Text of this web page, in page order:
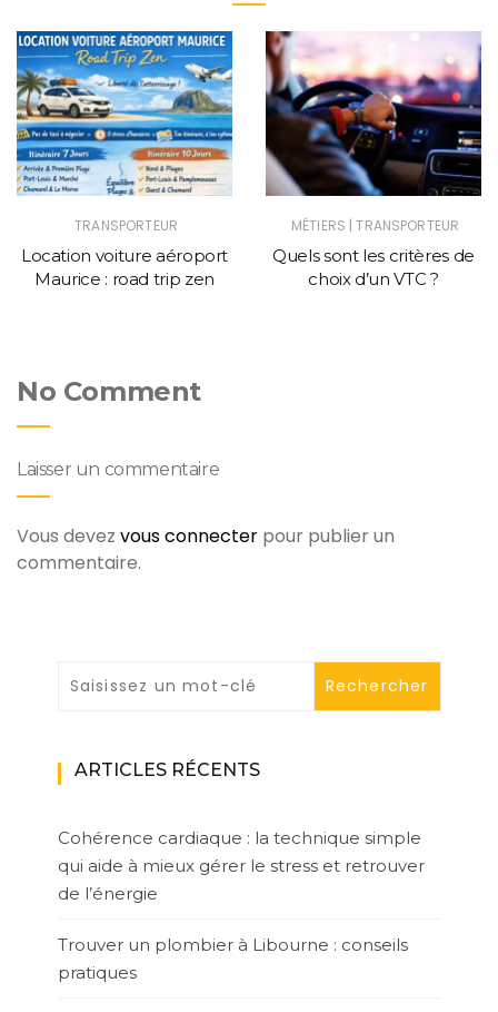
TRANSPORTEUR
Location voiture aéroport
Maurice : road trip zen
MÉTIERS | TRANSPORTEUR
Quels sont les critères de
choix d’un VTC ?
No Comment
Laisser un commentaire
Vous devez vous connecter pour publier un
commentaire.
ARTICLES RÉCENTS
Cohérence cardiaque : la technique simple
qui aide à mieux gérer le stress et retrouver
de l’énergie
Trouver un plombier à Libourne : conseils
pratiques